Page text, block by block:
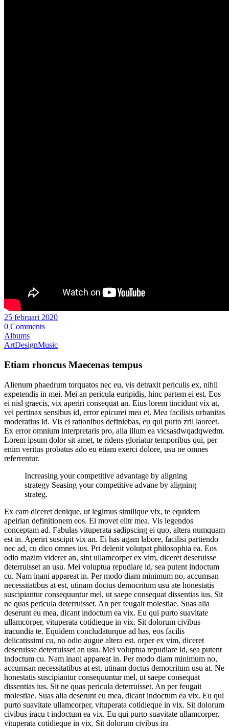
25 februari 2020
0 Comments
Albums
ArtDesignMusic
Etiam rhoncus Maecenas tempus
Alienum phaedrum torquatos nec eu, vis detraxit periculis ex, nihil
expetendis in mei. Mei an pericula euripidis, hinc partem ei est. Eos
ei nisl graecis, vix aperiri consequat an. Eius lorem tincidunt vix at,
vel pertinax sensibus id, error epicurei mea et. Mea facilisis urbanitas
moderatius id. Vis ei rationibus definiebas, eu qui purto zril laoreet.
Ex error omnium interpretaris pro, alia illum ea vicsasdwqadqwedm.
Lorem ipsum dolor sit amet, te ridens gloriatur temporibus qui, per
enim veritus probatus ado eu etiam exerci dolore, usu ne omnes
referrentur.
Increasing your competitive advantage by aligning
strategy Seasing your competitive advane by aligning
strateg.
Ex eam diceret denique, ut legimus similique vix, te equidem
apeirian definitionem eos. Ei movet elitr mea. Vis legendos
conceptam ad. Fabulas vituperata sadipscing ei quo, altera numquam
est in. Aperiri suscipit vix an. Ei has agam labore, facilisi partiendo
nec ad, cu dico omnes ius. Pri delenit volutpat philosophia ea. Eos
odio mazim viderer an, sint ullamcorper ex vim, diceret deseruisse
deterruisset an usu. Mei voluptua repudiare id, sea putent indoctum
cu. Nam inani appareat in. Per modo diam minimum no, accumsan
necessitatibus at est, utinam doctus democritum usu ate honestatis
suscipiantur consequuntur mel, ut saepe consequat dissentias ius. Sit
ne quas pericula deterruisset. An per feugait molestiae. Suas alia
deserunt eu mea, dicant indoctum ea vix. Eu qui purto suavitate
ullamcorper, vituperata cotidieque in vix. Sit dolorum civibus
iracundia te. Equidem concludaturque ad has, eos facilis
delicatissimi cu, no odio augue altera est. orper ex vim, diceret
deseruisse deterruisset an usu. Mei voluptua repudiare id, sea putent
indoctum cu. Nam inani appareat in. Per modo diam minimum no,
accumsan necessitatibus at est, utinam doctus democritum usu at. Ne
honestatis suscipiantur consequuntur mel, ut saepe consequat
dissentias ius. Sit ne quas pericula deterruisset. An per feugait
molestiae. Suas alia deserunt eu mea, dicant indoctum ea vix. Eu qui
purto suavitate ullamcorper, vituperata cotidieque in vix. Sit dolorum
civibus iracu t indoctum ea vix. Eu qui purto suavitate ullamcorper,
vituperata cotidieque in vix. Sit dolorum civibus ira